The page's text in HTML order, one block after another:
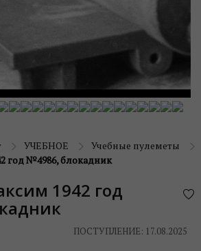
УЧЕБНОЕ
Учебные пулеметы
год №4986, блокадник
1942 год
ПОСТУПЛЕНИЕ: 17.08.2025